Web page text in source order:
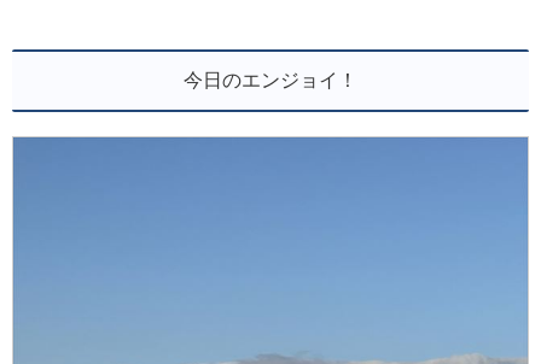
今日のエンジョイ！